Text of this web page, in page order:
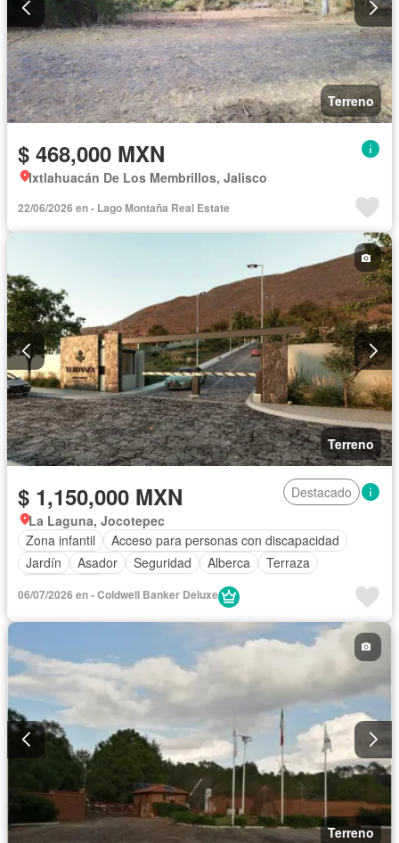
Terreno
$ 468,000 MXN
Ixtlahuacán De Los Membrillos, Jalisco
22/06/2026 en - Lago Montaña Real Estate
Terreno
$ 1,150,000 MXN
Destacado
La Laguna, Jocotepec
Zona infantil
Acceso para personas con discapacidad
Jardín
Asador Seguridad Alberca
Terraza
06/07/2026 en - Coldwell Banker Deluxe
Terreno